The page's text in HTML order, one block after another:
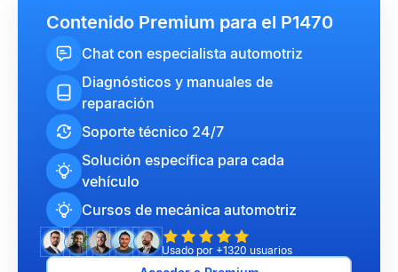
Contenido Premium para el P1470
Chat con especialista automotriz
Diagnósticos y manuales de
reparación
Soporte técnico 24/7
Solución específica para cada
vehículo
Cursos de mecánica automotriz
Usado por +1320 usuarios